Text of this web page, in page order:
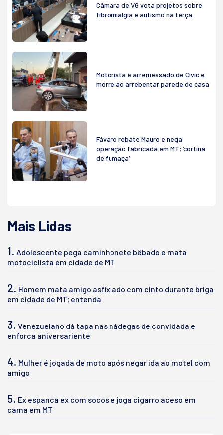
Câmara de VG vota projetos sobre
fibromialgia e autismo na terça
Motorista é arremessado de Civic e
morre ao arrebentar parede de casa
Fávaro rebate Mauro e nega
operação fabricada em MT; ‘cortina
de fumaça’
Mais Lidas
1. Adolescente pega caminhonete bêbado e mata
motociclista em cidade de MT
2. Homem mata amigo asfixiado com cinto durante briga
em cidade de MT; entenda
3. Venezuelano dá tapa nas nádegas de convidada e
enforca aniversariente
4. Mulher é jogada de moto após negar ida ao motel com
amigo
5. Ex espanca ex com socos e joga cigarro aceso em
cama em MT